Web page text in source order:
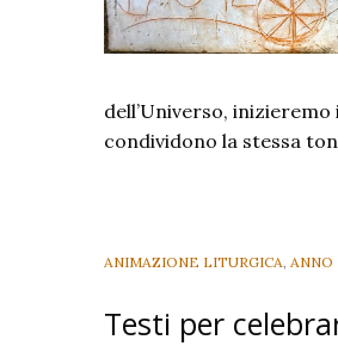
dell’Universo,
condividono la stessa
ANIMAZIONE LITURGICA ANNO
Testi per